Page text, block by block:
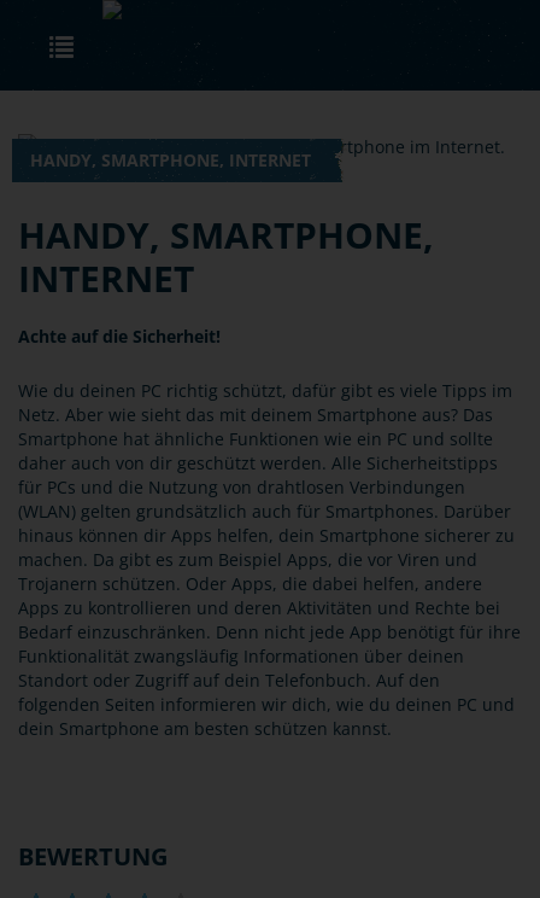
Skip to main content
HANDY, SMARTPHONE, INTERNET
HANDY, SMARTPHONE,
INTERNET
Achte auf die Sicherheit!
Wie du deinen PC richtig schützt, dafür gibt es viele Tipps im
Netz. Aber wie sieht das mit deinem Smartphone aus? Das
Smartphone hat ähnliche Funktionen wie ein PC und sollte
daher auch von dir geschützt werden. Alle Sicherheitstipps
für PCs und die Nutzung von drahtlosen Verbindungen
(WLAN) gelten grundsätzlich auch für Smartphones. Darüber
hinaus können dir Apps helfen, dein Smartphone sicherer zu
machen. Da gibt es zum Beispiel Apps, die vor Viren und
Trojanern schützen. Oder Apps, die dabei helfen, andere
Apps zu kontrollieren und deren Aktivitäten und Rechte bei
Bedarf einzuschränken. Denn nicht jede App benötigt für ihre
Funktionalität zwangsläufig Informationen über deinen
Standort oder Zugriff auf dein Telefonbuch. Auf den
folgenden Seiten informieren wir dich, wie du deinen PC und
dein Smartphone am besten schützen kannst.
BEWERTUNG